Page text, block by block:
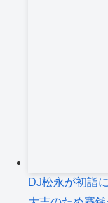
DJ松永が初詣